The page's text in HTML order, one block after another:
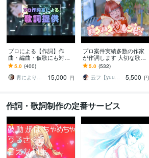
プロによる【作詞】作
曲・編曲・仮歌にも対応
します テレビ出演歴あり/
CM・映画主題歌の作詞も
手掛けたプロが提供
5.0 (400)
青により｜マルチクリエイター
15,000 円
プロ案件実績多数の作家
が作詞します 大切な歌詞
はぜひ人の手で♪趣味のご
利用ならフル9000円!!
5.0 (532)
云フ【yuu】※プロフィールご確認下さい
5,500 円
作詞・歌詞制作の定番サービス